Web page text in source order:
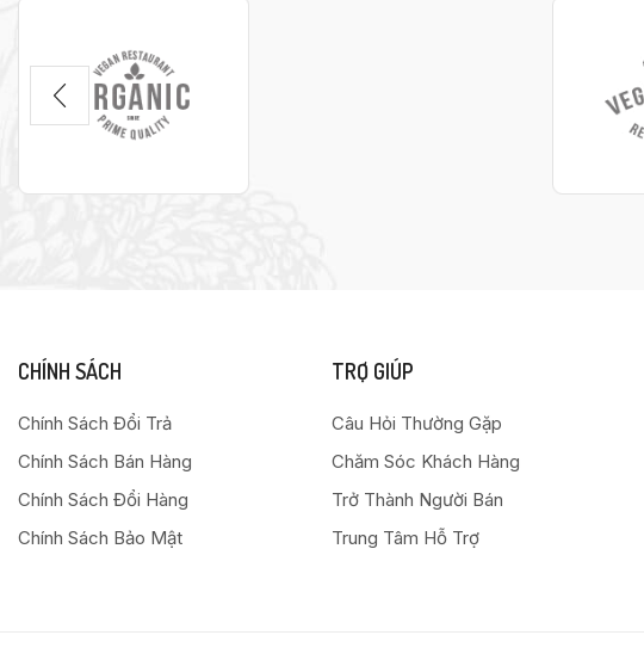
CHÍNH SÁCH
Chính Sách Đổi Trả
Chính Sách Bán Hàng
Chính Sách Đổi Hàng
Chính Sách Bảo Mật
TRỢ GIÚP
Câu Hỏi Thường Gặp
Chăm Sóc Khách Hàng
Trở Thành Người Bán
Trung Tâm Hỗ Trợ